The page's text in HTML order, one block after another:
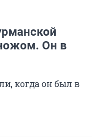
Он в
когда он был в